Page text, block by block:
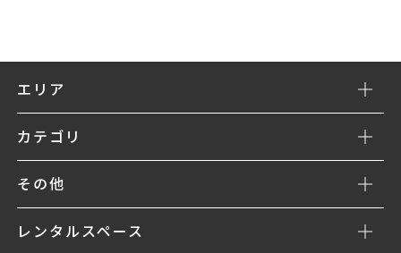
エリア
カテゴリ
その他
レンタルスペース